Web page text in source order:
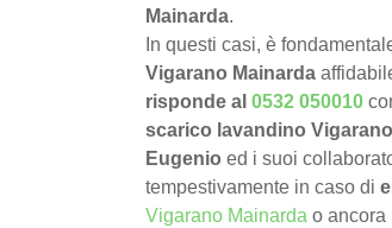
Mainarda.
In questi casi, è
Vigarano Mainarda
risponde al 0532 050010
scarico lavandino
Eugenio ed i suoi
tempestivamente in caso di
Vigarano Mainarda o ancora